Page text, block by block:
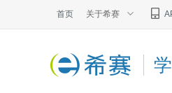
首页 关于希赛